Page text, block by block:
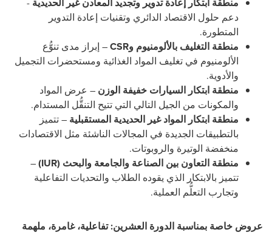
دعم حلول الاقتصاد الدائري وتقنيات إعادة التدوير
المتطورة.
منطقة التغليف بالألومنيوم وCSR
– إبراز مدى تنوُّع
الألومنيوم في تغليف المواد الغذائية ومستحضرات التجميل
والأدوية.
منطقة ابتكار السيارات خفيفة الوزن – عرض المواد
والمكونات من الجيل التالي التي تتيح التنقُّل المستدام.
منطقة ابتكار المواد غير الحديدية المستقبلية – تتميز
بالتطبيقات الجديدة في المجالات الناشئة مثل الاقتصادات
منخفضة الوتيرة والروبوتات.
منطقة التعاون بين الصناعة والجامعة والبحث (IUR)
–
تتميز بالابتكار الذي يقوده الطلاب والتحديات التفاعلية
وتجارب التعلُّم العملية.
عروض خاصة بمناسبة الدورة العشرين: تفاعلية، غامرة، ملهمة